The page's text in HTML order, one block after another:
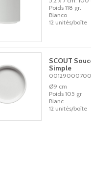
Poids 118 gr.
Blanco
12 unités/boîte
SCOUT
Simple
Ø9 cm
Poids 105 gr
Blanc
12 unités/boîte